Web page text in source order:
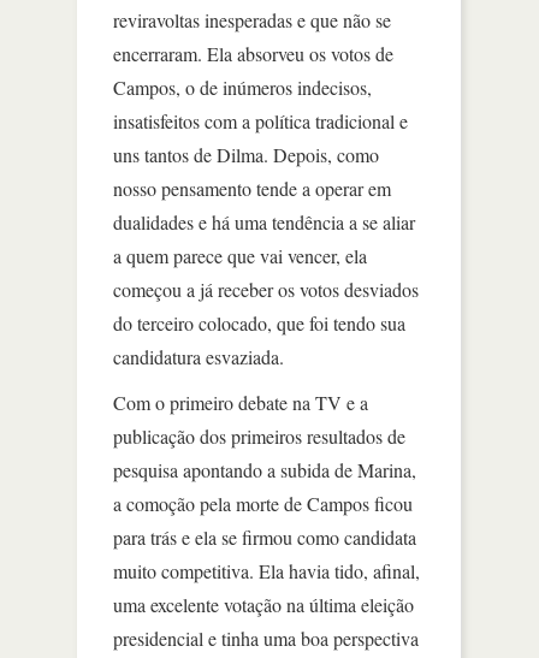
reviravoltas inesperadas e que não se
encerraram. Ela absorveu os votos de
Campos, o de inúmeros indecisos,
insatisfeitos com a política tradicional e
uns tantos de Dilma. Depois, como
nosso pensamento tende a operar em
dualidades e há uma tendência a se aliar
a quem parece que vai vencer, ela
começou a já receber os votos desviados
do terceiro colocado, que foi tendo sua
candidatura esvaziada.
Com o primeiro debate na TV e a
publicação dos primeiros resultados de
pesquisa apontando a subida de Marina,
a comoção pela morte de Campos ficou
para trás e ela se firmou como candidata
muito competitiva. Ela havia tido, afinal,
uma excelente votação na última eleição
presidencial e tinha uma boa perspectiva